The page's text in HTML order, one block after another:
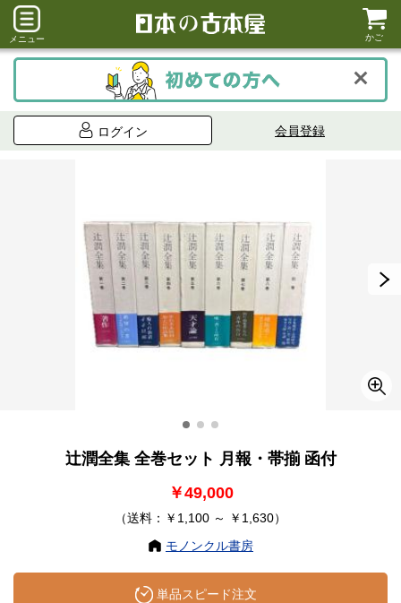
メニュー かご
ログイン 会員登録
辻潤全集 全巻セット 月報・帯揃 函付
￥49,000
（送料：￥1,100 ～ ￥1,630）
モノンクル書房
単品スピード注文